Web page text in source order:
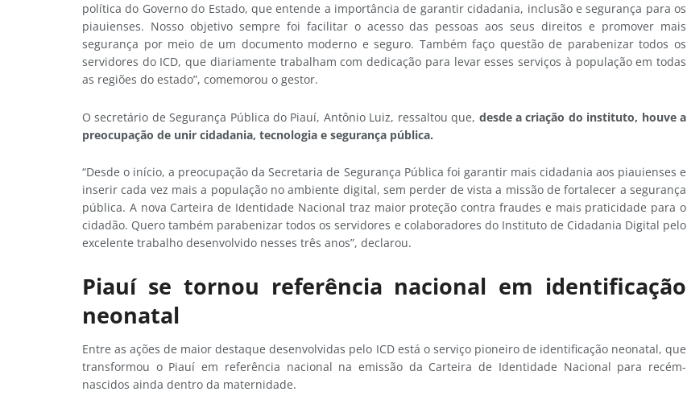
política do Governo do Estado, que entende a importância de garantir cidadania, inclusão e segurança para os
piauienses. Nosso objetivo sempre foi facilitar o acesso das pessoas aos seus direitos e promover mais
segurança por meio de um documento moderno e seguro. Também faço questão de parabenizar todos os
servidores do ICD, que diariamente trabalham com dedicação para levar esses serviços à população em todas
as regiões do estado”, comemorou o gestor.
O secretário de Segurança Pública do Piauí, Antônio Luiz, ressaltou que, desde a criação do instituto, houve a
preocupação de unir cidadania, tecnologia e segurança pública.
“Desde o início, a preocupação da Secretaria de Segurança Pública foi garantir mais cidadania aos piauienses e
inserir cada vez mais a população no ambiente digital, sem perder de vista a missão de fortalecer a segurança
pública. A nova Carteira de Identidade Nacional traz maior proteção contra fraudes e mais praticidade para o
cidadão. Quero também parabenizar todos os servidores e colaboradores do Instituto de Cidadania Digital pelo
excelente trabalho desenvolvido nesses três anos”, declarou.
Piauí se tornou referência nacional em identificação
neonatal
Entre as ações de maior destaque desenvolvidas pelo ICD está o serviço pioneiro de identificação neonatal, que
transformou o Piauí em referência nacional na emissão da Carteira de Identidade Nacional para recém-
nascidos ainda dentro da maternidade.